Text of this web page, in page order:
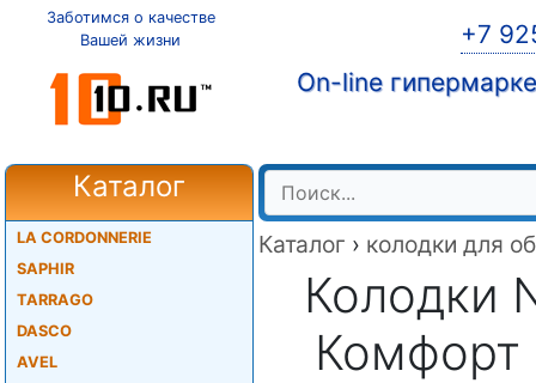
Заботимся о качестве
Вашей жизни
+7
On-line
Каталог
LA CORDONNERIE
SAPHIR
TARRAGO
DASCO
AVEL
Каталог › колодки для
Колодки